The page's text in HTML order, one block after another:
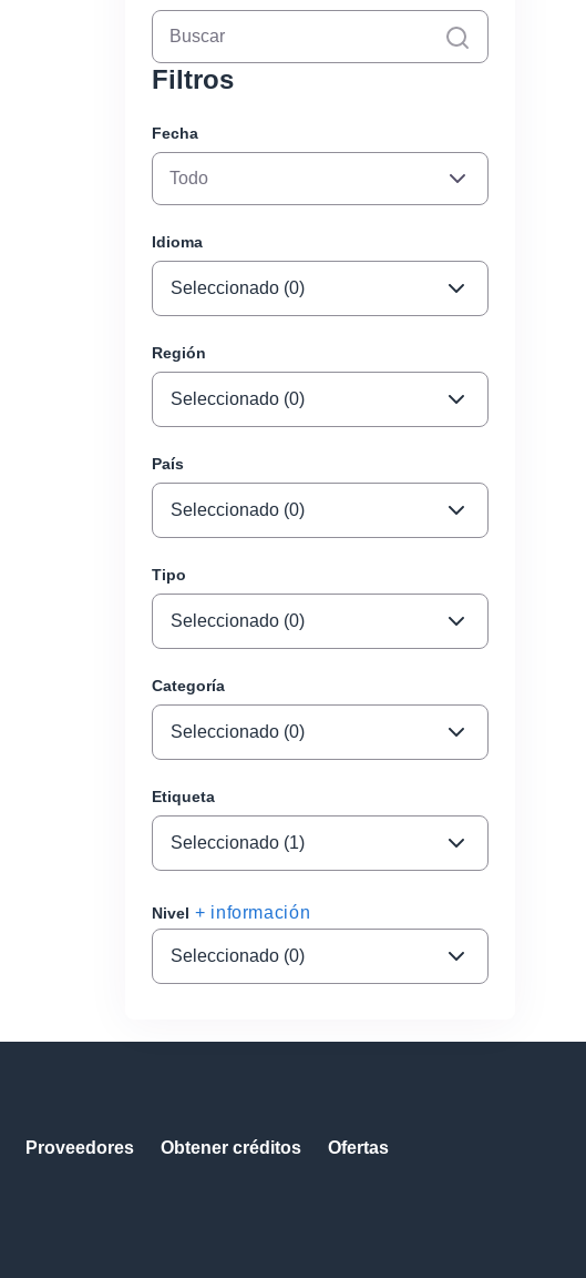
Filtros
Fecha
Todo
Idioma
Seleccionado (0)
Región
Seleccionado (0)
País
Seleccionado (0)
Tipo
Seleccionado (0)
Categoría
Seleccionado (0)
Etiqueta
Seleccionado (1)
Nivel + información
Seleccionado (0)
Proveedores Obtener créditos Ofertas